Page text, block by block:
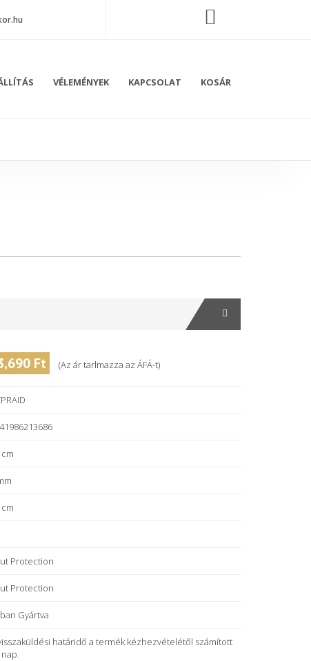
VÉLEMÉNYEK KAPCSOLAT KOSÁR
Ft (Az ár tarlmazza az ÁFÁ-t)
cm
Protection
Protection
Gyártva
határidő a termék kézhezvételétől számított
nap.